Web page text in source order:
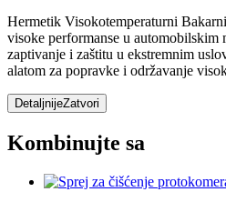
Hermetik Visokotemperaturni
visoke performanse u automobilskim
zaptivanje i zaštitu u ekstremnim
alatom za popravke i održavanje
DetaljnijeZatvori
Kombinujte sa